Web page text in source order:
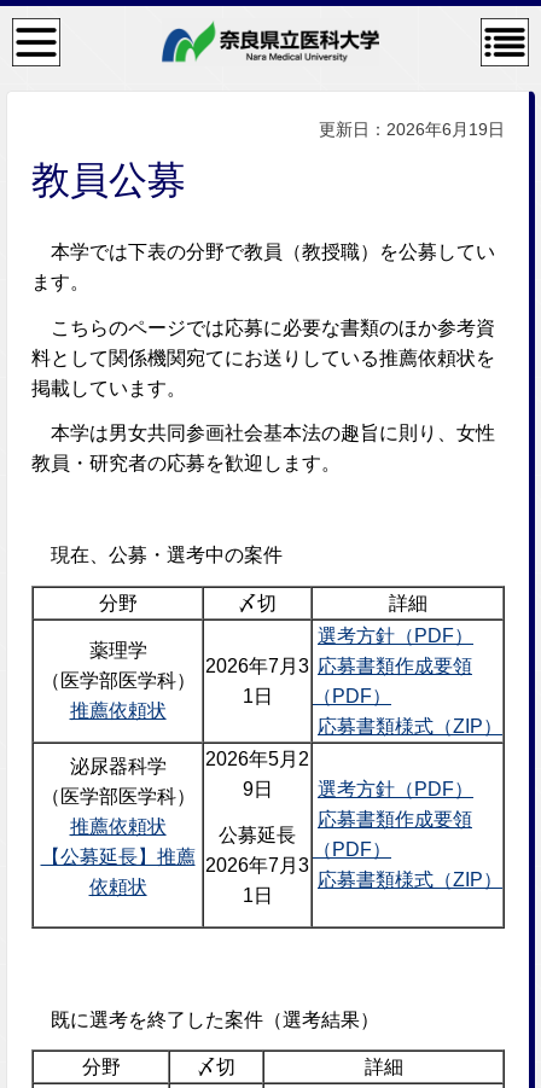
検
索・
メニ
コン
テン
ニュ
ー
更新日：2026年6月19日
教員公募
本学では下表の分野で教員（教授職）を公募してい
ます。
こちらのページでは応募に必要な書類のほか参考資
料として関係機関宛てにお送りしている推薦依頼状を
掲載しています。
本学は男女共同参画社会基本法の趣旨に則り、女性
教員・研究者の応募を歓迎します。
現在、公募・選考中の案件
分野 〆切 詳細
薬理学
（医学部医学科）
推薦依頼状
2026年7月3
1日
選考方針（PDF）
応募書類作成要領
（PDF）
応募書類様式（ZIP）
泌尿器科学
（医学部医学科）
推薦依頼状
【公募延長】推薦
依頼状
2026年5月2
9日
公募延長
2026年7月3
1日
選考方針（PDF）
応募書類作成要領
（PDF）
応募書類様式（ZIP）
既に選考を終了した案件（選考結果）
分野 〆切
詳細